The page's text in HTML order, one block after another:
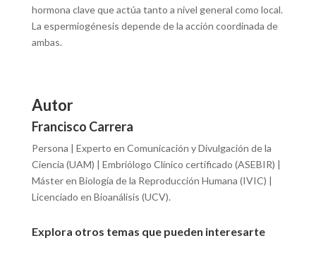
hormona clave que actúa tanto a nivel general como local.
La espermiogénesis depende de la acción coordinada de
ambas.
Autor
Francisco Carrera
Persona | Experto en Comunicación y Divulgación de la
Ciencia (UAM) | Embriólogo Clínico certificado (ASEBIR) |
Máster en Biología de la Reproducción Humana (IVIC) |
Licenciado en Bioanálisis (UCV).
Explora otros temas que pueden interesarte